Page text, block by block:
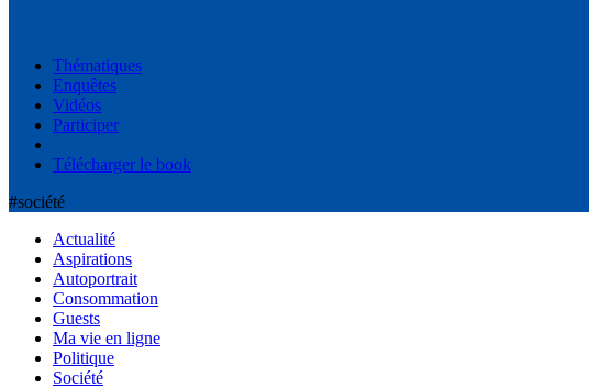
Thématiques
Enquêtes
Vidéos
Participer
Télécharger le book
#société
Actualité
Aspirations
Autoportrait
Consommation
Guests
Ma vie en ligne
Politique
Société